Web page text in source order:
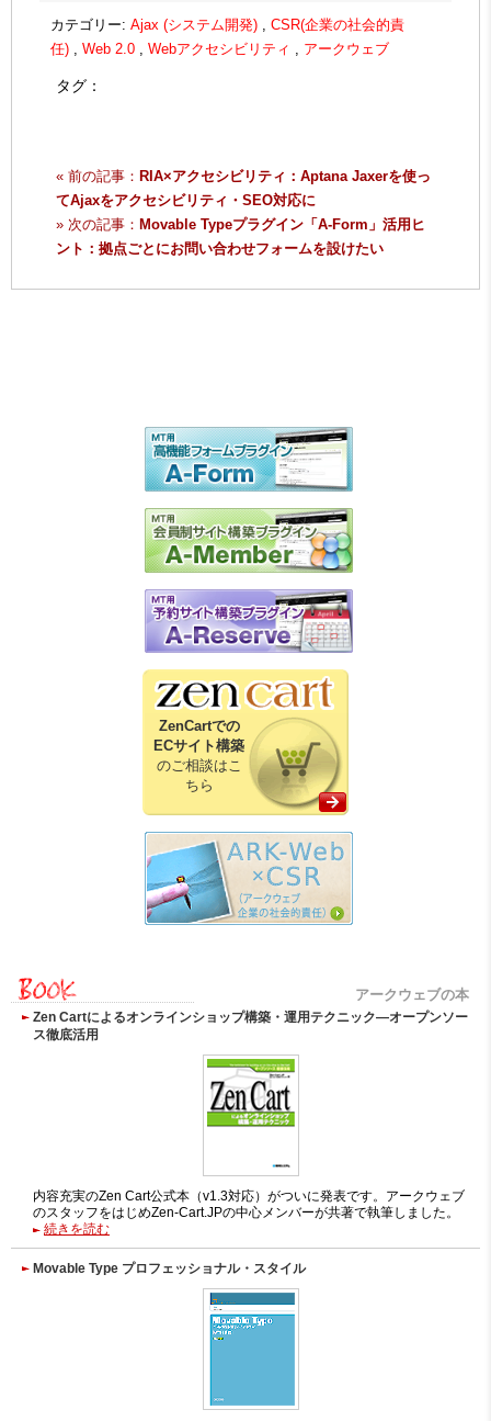
カテゴリー: Ajax (システム開発) , CSR(企業の社会的責
任) , Web 2.0 , Webアクセシビリティ , アークウェブ
タグ：
« 前の記事： RIA×アクセシビリティ：Aptana Jaxerを使っ
てAjaxをアクセシビリティ・SEO対応に
» 次の記事： Movable Typeプラグイン「A-Form」活用ヒ
ント：拠点ごとにお問い合わせフォームを設けたい
ZenCartでの
ECサイト構築
のご相談はこ
ちら
アークウェブの本
Zen Cartによるオンラインショップ構築・運用テクニック―オープンソー
ス徹底活用
内容充実のZen Cart公式本（v1.3対応）がついに発表です。アークウェブ
のスタッフをはじめZen-Cart.JPの中心メンバーが共著で執筆しました。
続きを読む
Movable Type プロフェッショナル・スタイル